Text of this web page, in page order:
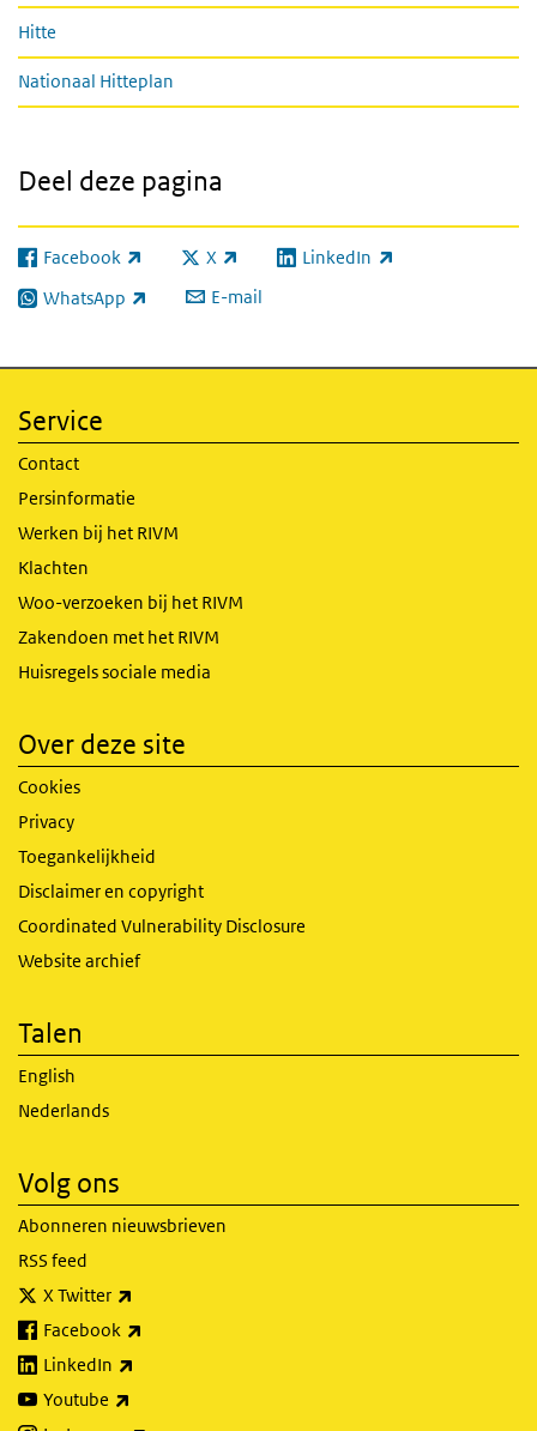
Hitte
Nationaal Hitteplan
Deel deze pagina
Facebook
(externe link) X
(externe link) LinkedIn
(externe link)
WhatsApp
(externe link) E-mail
Service
Contact
Persinformatie
Werken bij het RIVM
Klachten
Woo-verzoeken bij het RIVM
Zakendoen met het RIVM
Huisregels sociale media
Over deze site
Cookies
Privacy
Toegankelijkheid
Disclaimer en copyright
Coordinated Vulnerability Disclosure
Website archief
Talen
English
Nederlands
Volg ons
Abonneren nieuwsbrieven
RSS feed
X Twitter
Facebook
LinkedIn
Youtube